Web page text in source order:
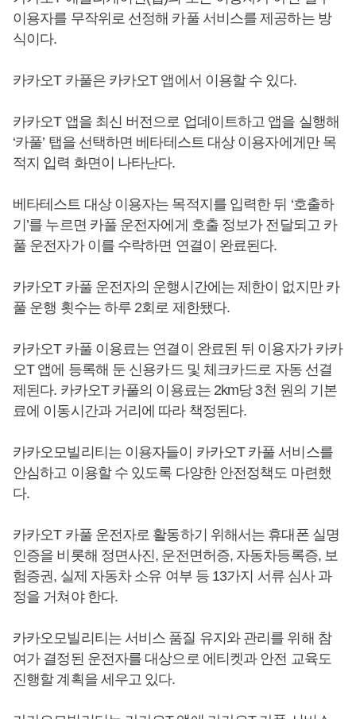
이용자를 무작위로 선정해 카풀 서비스를 제공하는 방
식이다.
카카오T 카풀은 카카오T 앱에서 이용할 수 있다.
카카오T 앱을 최신 버전으로 업데이트하고 앱을 실행해
‘카풀’ 탭을 선택하면 베타테스트 대상 이용자에게만 목
적지 입력 화면이 나타난다.
베타테스트 대상 이용자는 목적지를 입력한 뒤 ‘호출하
기’를 누르면 카풀 운전자에게 호출 정보가 전달되고 카
풀 운전자가 이를 수락하면 연결이 완료된다.
카카오T 카풀 운전자의 운행시간에는 제한이 없지만 카
풀 운행 횟수는 하루 2회로 제한됐다.
카카오T 카풀 이용료는 연결이 완료된 뒤 이용자가 카카
오T 앱에 등록해 둔 신용카드 및 체크카드로 자동 선결
제된다. 카카오T 카풀의 이용료는 2km당 3천 원의 기본
료에 이동시간과 거리에 따라 책정된다.
카카오모빌리티는 이용자들이 카카오T 카풀 서비스를
안심하고 이용할 수 있도록 다양한 안전정책도 마련했
다.
카카오T 카풀 운전자로 활동하기 위해서는 휴대폰 실명
인증을 비롯해 정면사진, 운전면허증, 자동차등록증, 보
험증권, 실제 자동차 소유 여부 등 13가지 서류 심사 과
정을 거쳐야 한다.
카카오모빌리티는 서비스 품질 유지와 관리를 위해 참
여가 결정된 운전자를 대상으로 에티켓과 안전 교육도
진행할 계획을 세우고 있다.